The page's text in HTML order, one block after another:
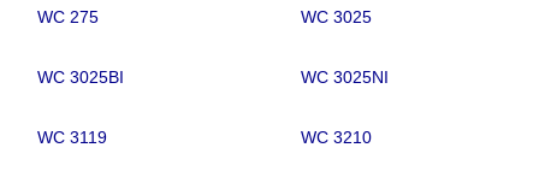
WC 275 WC 3025
WC 3025BI WC 3025NI
WC 3119 WC 3210